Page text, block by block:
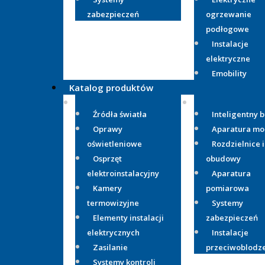
zabezpieczeń
ogrzewanie
podłogowe
Instalacje
elektryczne
Emobility
Katalog produktów
Źródła światła
Oprawy
oświetleniowe
Osprzęt
elektroinstalacyjny
Kamery
termowizyjne
Elementy instalacji
elektrycznych
Zasilanie
Systemy kontroli
Inteligentny
Aparatura
Rozdzielnice i
obudowy
Aparatura
pomiarowa
Systemy
zabezpieczeń
Instalacje